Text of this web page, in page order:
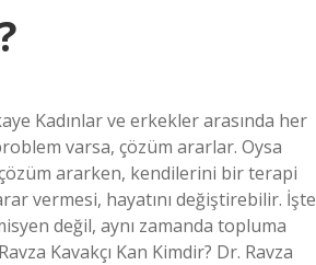
Kadınlar ve erkekler arasında her
varsa, çözüm ararlar. Oysa
ararken, kendilerini bir terapi
vermesi, hayatını değiştirebilir. İşte
değil, aynı zamanda topluma
Kavakçı Kan Kimdir? Dr. Ravza